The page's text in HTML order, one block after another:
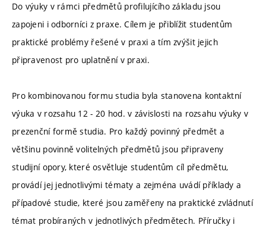
Do výuky v rámci předmětů profilujícího základu jsou
zapojeni i odborníci z praxe. Cílem je přiblížit studentům
praktické problémy řešené v praxi a tím zvýšit jejich
připravenost pro uplatnění v praxi.
Pro kombinovanou formu studia byla stanovena kontaktní
výuka v rozsahu 12 - 20 hod. v závislosti na rozsahu výuky v
prezenční formě studia. Pro každý povinný předmět a
většinu povinně volitelných předmětů jsou připraveny
studijní opory, které osvětluje studentům cíl předmětu,
provádí jej jednotlivými tématy a zejména uvádí příklady a
případové studie, které jsou zaměřeny na praktické zvládnutí
témat probíraných v jednotlivých předmětech. Příručky i